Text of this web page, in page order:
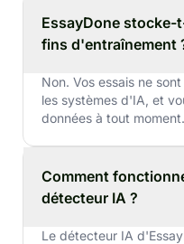
EssayDone stocke-
fins d'entraînement
Non. Vos essais ne
les systèmes d'IA, et
données à tout moment.
Comment
détecteur IA ?
Le détecteur IA